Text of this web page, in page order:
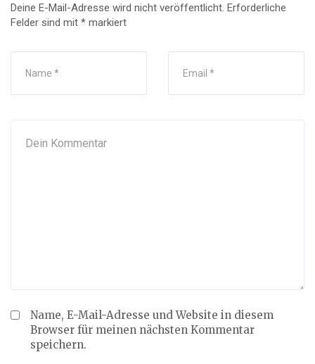
Deine E-Mail-Adresse wird nicht veröffentlicht. Erforderliche
Felder sind mit * markiert
Name, E-Mail-Adresse und Website in diesem
Browser für meinen nächsten Kommentar
speichern.